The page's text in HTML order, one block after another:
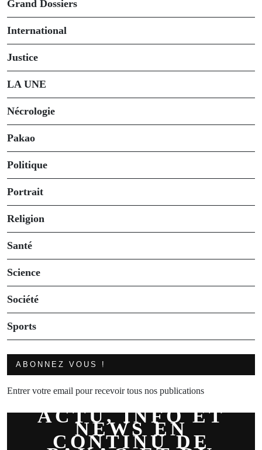
Grand Dossiers
International
Justice
LA UNE
Nécrologie
Pakao
Politique
Portrait
Religion
Santé
Science
Société
Sports
ABONNEZ VOUS !
Entrer votre email pour recevoir tous nos publications
ACTU, INFO ET
NEWS EN
CONTINU DE